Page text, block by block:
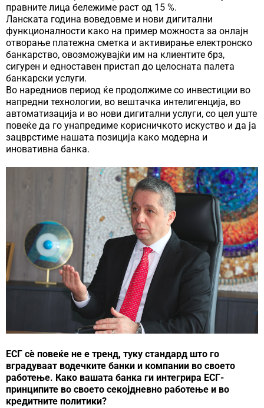
правните лица бележиме раст од 15 %.
Ланската година воведовме и нови дигитални
функционалности како на пример можноста за онлајн
отворање платежна сметка и активирање електронско
банкарство, овозможувајќи им на клиентите брз,
сигурен и едноставен пристап до целосната палета
банкарски услуги.
Во наредниов период ќе продолжиме со инвестиции во
напредни технологии, во вештачка интелигенција, во
автоматизација и во нови дигитални услуги, со цел уште
повеќе да го унапредиме корисничкото искуство и да ја
зацврстиме нашата позиција како модерна и
иновативна банка.
ЕСГ сè повеќе не е тренд, туку стандард што го
вградуваат водечките банки и компании во своето
работење. Како вашата банка ги интегрира ЕСГ-
принципите во своето секојдневно работење и во
кредитните политики?